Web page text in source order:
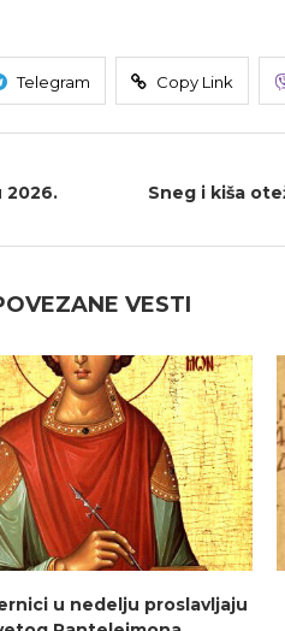
Telegram Copy Link
2026.
Sneg i kiša
VESTI
u nedelju proslavljaju